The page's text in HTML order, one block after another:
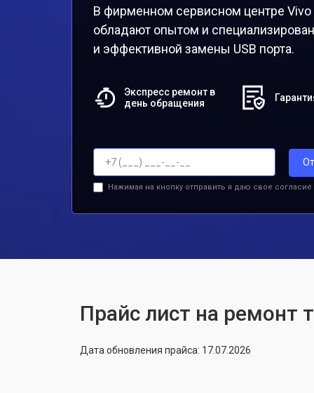
В фирменном сервисном центре
обладают опытом и
и эффективной замены USB порта.
Экспресс ремонт в
день обращения
Нажимая на кнопку отправить я даю свое согласие
Прайс лист на ремонт
Дата обновления прайса: 17.07.2026